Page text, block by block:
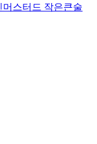
스터드 작은큰술